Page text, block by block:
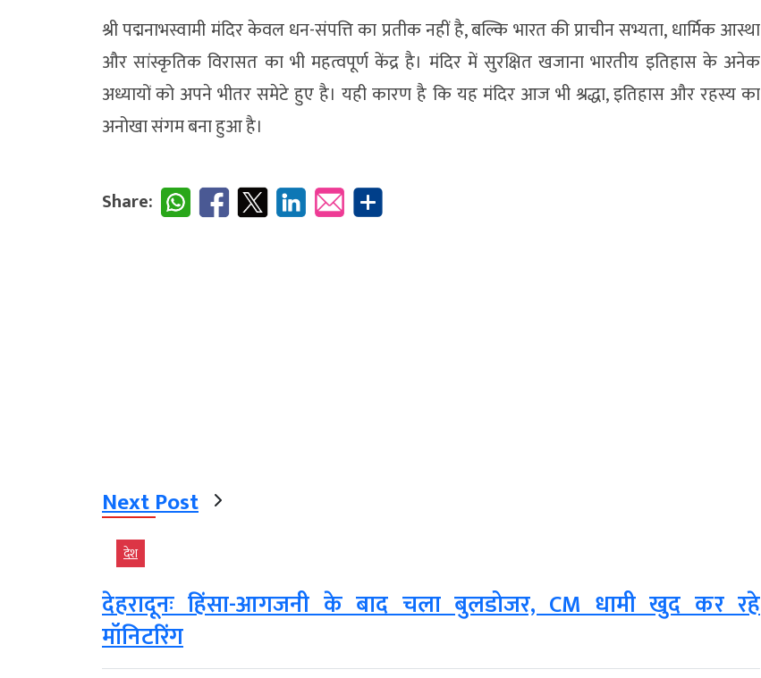
श्री पद्मनाभस्वामी मंदिर केवल धन-संपत्ति का प्रतीक नहीं है, बल्कि भारत की प्राचीन सभ्यता, धार्मिक आस्था
और सांस्कृतिक विरासत का भी महत्वपूर्ण केंद्र है। मंदिर में सुरक्षित खजाना भारतीय इतिहास के अनेक
अध्यायों को अपने भीतर समेटे हुए है। यही कारण है कि यह मंदिर आज भी श्रद्धा, इतिहास और रहस्य का
अनोखा संगम बना हुआ है।
Share:
Next Post
देश
देहरादूनः हिंसा-आगजनी के बाद चला बुलडोजर, CM धामी खुद कर रहे
मॉनिटरिंग